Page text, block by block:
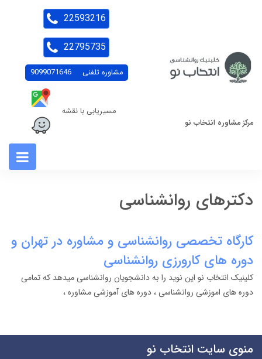
مرکز مشاوره انتخاب نو
مشاوره تلفنی 9099071646
مسیریابی با نقشه
22593216
22795735
دکترهای روانشناسی
کارگاه تخصصی روانشناسی و مشاوره در تهران و
دوره های کارورزی روانشناسی
کلینیک انتخاب نو این نوید را به دانشجویان روانشناسی میدهد که تمامی
دوره های اموزشی روانشناسی ، دوره های آموزشی مشاوره ،
منوی سایت انتخاب نو